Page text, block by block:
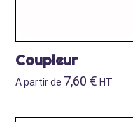
Coupleur
A partir de 7,60 € HT